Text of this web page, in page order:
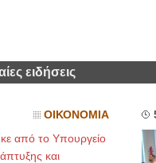
ειδήσεις
ΟΙΚΟΝΟΜΙΑ
από το Υπουργείο
και